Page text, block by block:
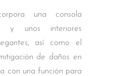
una consola
y unos interiores
así como el
de daños en
con una función para